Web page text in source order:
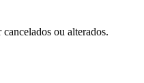
ou alterados.